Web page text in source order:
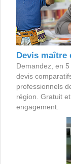
Devis maître
Demandez, en
devis
professionnels
région. Gratuit
engagement.